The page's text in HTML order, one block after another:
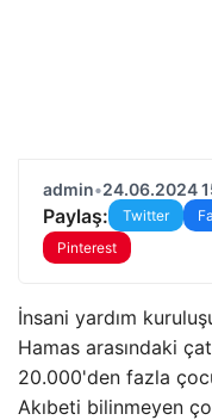
admin•24.06.2024
Paylaş: Twitter
Pinterest
İnsani yardım
Hamas arasındaki
20.000'den fazla
Akıbeti bilinmeyen